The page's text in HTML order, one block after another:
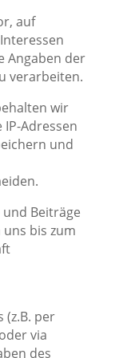
auf
Angaben der
verarbeiten.
wir
Adressen
und
Beiträge
bis zum
(z.B. per
via
des